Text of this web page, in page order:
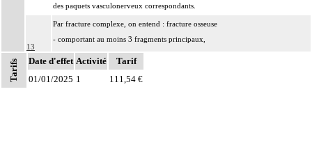
des paquets vasculonerveux correspondants.
13
Par fracture complexe, on entend : fracture osseuse
- comportant au moins 3 fragments principaux,
- incoercible après réduction,
- avec enfoncement ostéochondral nécessitant un geste de relèvement.
Tarifs Date d'effet Activité
Tarif
01/01/2025 1 111,54 €